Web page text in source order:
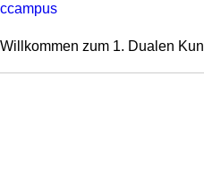
ccampus
Willkommen zum 1. Dualen